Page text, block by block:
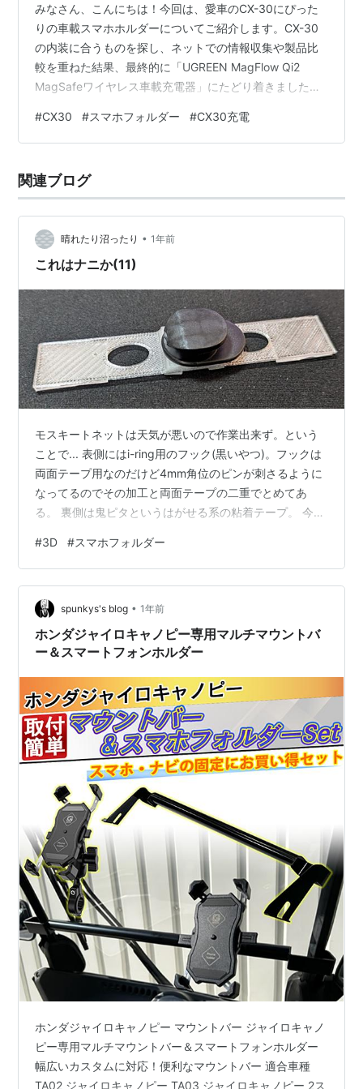
みなさん、こんにちは！今回は、愛車のCX-30にぴった
りの車載スマホホルダーについてご紹介します。CX-30
の内装に合うものを探し、ネットでの情報収集や製品比
較を重ねた結果、最終的に「UGREEN MagFlow Qi2
MagSafeワイヤレス車載充電器」にたどり着きました。
群。取り付けも非常に簡単でした。実際に使ってみた感
想を交えながら、この「UGREEN MagFlow Qi2
ビューしていきますので、ぜひ参考にしてください。 ス
マホの置き場所問題を解決するまでの経緯 普段から…
#CX30 #スマホフォルダー #CX30充電
関連ブログ
晴れたり沼ったり • 1年前
これはナニか(11)
モスキートネットは天気が悪いので作業出来ず。という
ことで... 表側にはi-ring用のフック(黒いやつ)。フックは
両面テープ用なのだけど4mm角位のピンが刺さるように
なってるのでその加工と両面テープの二重でとめてあ
る。 裏側は鬼ピタというはがせる系の粘着テープ。 今月
と借りるのでそのときにナビ代わりにスマホを利用する
予定(*1)なのだが、最近の車だとエアコンの吹き出し口の
デザインがいろいろでもっていったアダプタがくっつか
ないことがある。その場合の最終手段用としてこれを制
作してみた。素材はPET-Gなのでかなり柔軟性があるの
で曲面なダッシュ…
#3D #スマホフォルダー
spunkys's blog • 1年前
ホンダジャイロキャノピー専用マルチマウントバ
ー＆スマートフォンホルダー
ホンダジャイロキャノピー マウントバー ジャイロキャノ
ピー専用マルチマウントバー＆スマートフォンホルダー
幅広いカスタムに対応！便利なマウントバー 適合車種
TA02 ジャイロキャノピー TA03 ジャイロキャノピー 2ス